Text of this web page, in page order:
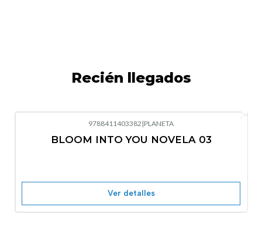
Recién llegados
9788411403382 |PLANETA
BLOOM INTO YOU NOVELA 03
Ver detalles